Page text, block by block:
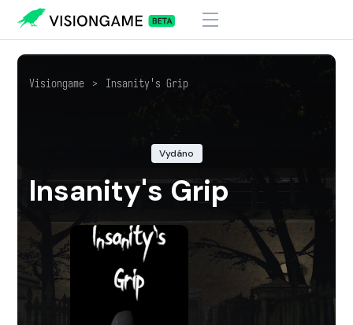
Visiongame > Insanity's Grip
Vydáno
Insanity's Grip